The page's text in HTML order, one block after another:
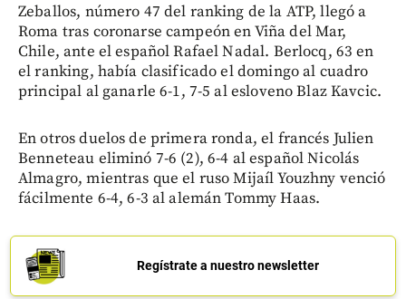
Zeballos, número 47 del ranking de la ATP, llegó a
Roma tras coronarse campeón en Viña del Mar,
Chile, ante el español Rafael Nadal. Berlocq, 63 en
el ranking, había clasificado el domingo al cuadro
principal al ganarle 6-1, 7-5 al esloveno Blaz Kavcic.
En otros duelos de primera ronda, el francés Julien
Benneteau eliminó 7-6 (2), 6-4 al español Nicolás
Almagro, mientras que el ruso Mijaíl Youzhny venció
fácilmente 6-4, 6-3 al alemán Tommy Haas.
Regístrate a nuestro newsletter